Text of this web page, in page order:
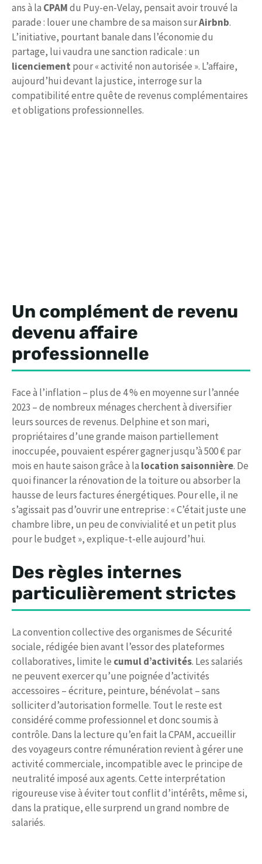
ans à la CPAMdu Puy-en-Velay, pensait avoir trouvé la
parade : louer une chambre de sa maison surAirbnb.
L’initiative, pourtant banale dans l’économie du
partage, lui vaudra une sanction radicale : un
licenciement pour « activité non autorisée ». L’affaire,
aujourd’hui devant la justice, interroge sur la
compatibilité entre quête de revenus complémentaires
et obligations professionnelles.
Un complément de revenu
devenu affaire
professionnelle
Face à l’inflation – plus de 4 % en moyenne sur l’année
2023 – de nombreux ménages cherchent à diversifier
leurs sources de revenus. Delphine et son mari,
propriétaires d’une grande maison partiellement
inoccupée, pouvaient espérer gagner jusqu’à 500 € par
mois en haute saison grâce à la location saisonnière. De
quoi financer la rénovation de la toiture ou absorber la
hausse de leurs factures énergétiques. Pour elle, il ne
s’agissait pas d’ouvrir une entreprise : « C’était juste une
chambre libre, un peu de convivialité et un petit plus
pour le budget », explique-t-elle aujourd’hui.
Des règles internes
particulièrement strictes
La convention collective des organismes de Sécurité
sociale, rédigée bien avant l’essor des plateformes
collaboratives, limite le cumul d’activités. Les salariés
ne peuvent exercer qu’une poignée d’activités
accessoires – écriture, peinture, bénévolat – sans
solliciter d’autorisation formelle. Tout le reste est
considéré comme professionnel et donc soumis à
contrôle. Dans la lecture qu’en fait la CPAM, accueillir
des voyageurs contre rémunération revient à gérer une
activité commerciale, incompatible avec le principe de
neutralité imposé aux agents. Cette interprétation
rigoureuse vise à éviter tout conflit d’intérêts, même si,
dans la pratique, elle surprend un grand nombre de
salariés.